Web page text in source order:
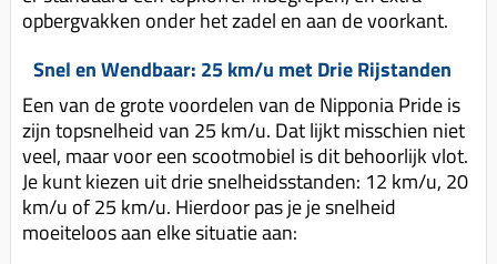
opbergvakken onder het zadel en aan de voorkant.
Snel en Wendbaar: 25 km/u met Drie Rijstanden
Een van de grote voordelen van de Nipponia Pride is
zijn topsnelheid van 25 km/u. Dat lijkt misschien niet
veel, maar voor een scootmobiel is dit behoorlijk vlot.
Je kunt kiezen uit drie snelheidsstanden: 12 km/u, 20
km/u of 25 km/u. Hierdoor pas je je snelheid
moeiteloos aan elke situatie aan: